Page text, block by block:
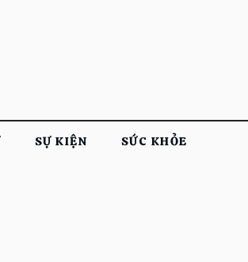
SỰ KIỆN SỨC KHỎE